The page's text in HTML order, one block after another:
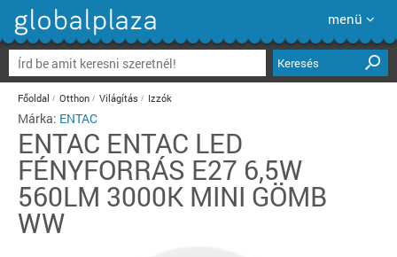
menü
Keresés
Főoldal Otthon Világítás Izzók
Márka: ENTAC
ENTAC ENTAC LED
FÉNYFORRÁS E27 6,5W
560LM 3000K MINI GÖMB
WW